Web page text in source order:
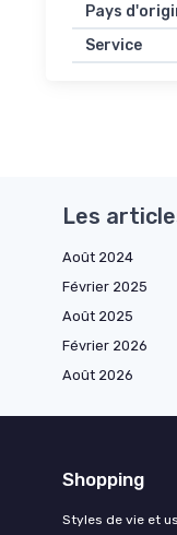
Pays
Service
Les
Août 2024
Février 2025
Août 2025
Février 2026
Août 2026
Shopping
Styles de vie et